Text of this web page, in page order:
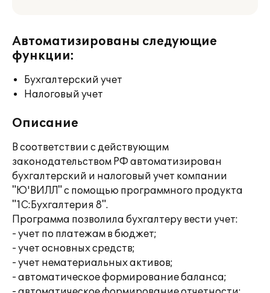
Автоматизированы следующие
функции:
Бухгалтерский учет
Налоговый учет
Описание
В соответствии с действующим
законодательством РФ автоматизирован
бухгалтерский и налоговый учет компании
"Ю'ВИЛЛ" с помощью программного продукта
"1С:Бухгалтерия 8".
Программа позволила бухгалтеру вести учет:
- учет по платежам в бюджет;
- учет основных средств;
- учет нематериальных активов;
- автоматическое формирование баланса;